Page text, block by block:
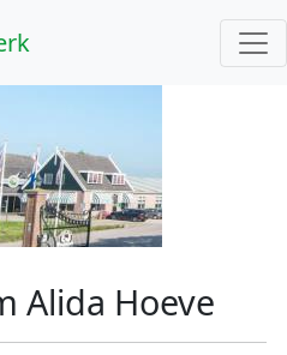
Alida Hoeve